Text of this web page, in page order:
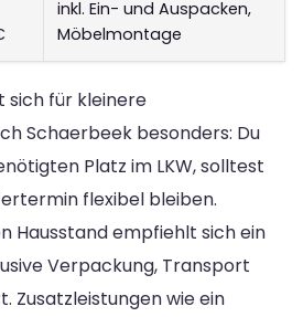
inkl. Ein- und Auspacken,
Möbelmontage
sich für kleinere
Schaerbeek besonders: Du
Platz im LKW, solltest
flexibel bleiben.
Hausstand empfiehlt sich ein
Verpackung, Transport
Zusatzleistungen wie ein